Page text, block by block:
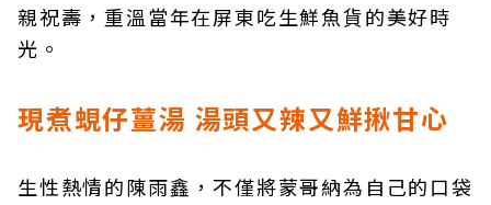
親祝壽，重溫當年在屏東吃生鮮魚貨的美好時
光。
現煮蜆仔薑湯 湯頭又辣又鮮揪甘心
生性熱情的陳雨鑫，不僅將蒙哥納為自己的口袋